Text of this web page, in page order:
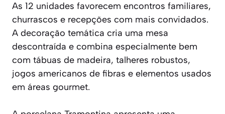
As 12 unidades favorecem encontros familiares,
churrascos e recepções com mais convidados.
A decoração temática cria uma mesa
descontraída e combina especialmente bem
com tábuas de madeira, talheres robustos,
jogos americanos de fibras e elementos usados
em áreas gourmet.